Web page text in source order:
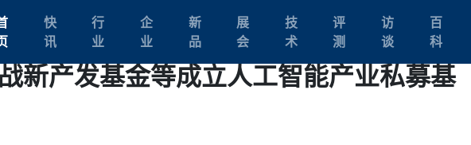
快
讯
行
业
企
业
新
品
展
会
技
术
评
测
访
谈
百
科
新产发基金等成立人工智能产业私募基